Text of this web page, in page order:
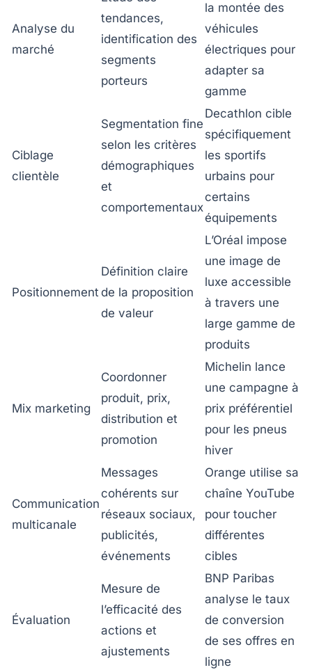
Analyse du
marché
tendances,
identification des
segments
porteurs
la montée des
véhicules
électriques pour
adapter sa
gamme
Ciblage
clientèle
Segmentation fine
selon les critères
démographiques
et
comportementaux
Decathlon cible
spécifiquement
les sportifs
urbains pour
certains
équipements
Positionnement
Définition claire
de la proposition
de valeur
L’Oréal impose
une image de
luxe accessible
à travers une
large gamme de
produits
Mix marketing
Coordonner
produit, prix,
distribution et
promotion
Michelin lance
une campagne à
prix préférentiel
pour les pneus
hiver
Communication
multicanale
Messages
cohérents sur
réseaux sociaux,
publicités,
événements
Orange utilise sa
chaîne YouTube
pour toucher
différentes
cibles
Évaluation
Mesure de
l’efficacité des
actions et
ajustements
BNP Paribas
analyse le taux
de conversion
de ses offres en
ligne